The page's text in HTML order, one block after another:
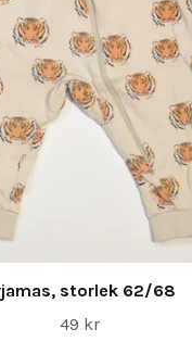
storlek 62/68
49 kr